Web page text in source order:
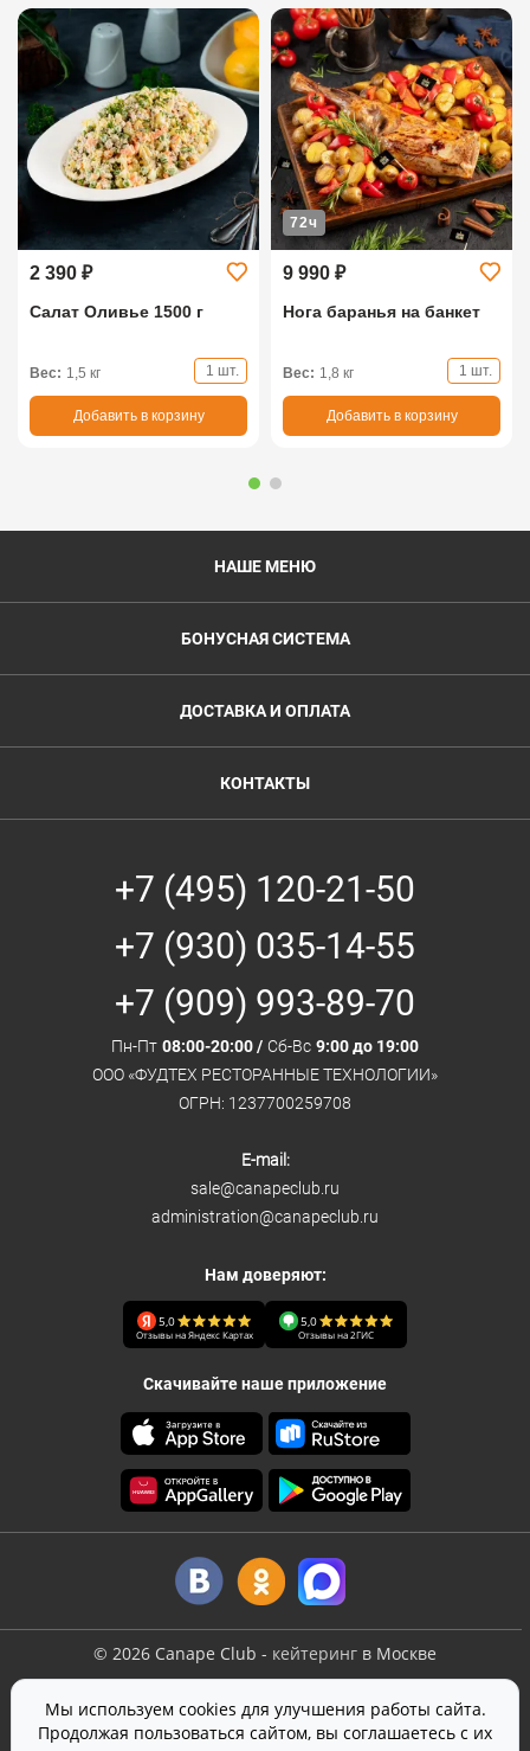
2 390 ₽
Салат Оливье 1500 г
Вес: 1,5 кг 1 шт.
Добавить в корзину
72ч
9 990 ₽
Нога баранья на банкет
Вес: 1,8 кг 1 шт.
Добавить в корзину
НАШЕ МЕНЮ
БОНУСНАЯ СИСТЕМА
ДОСТАВКА И ОПЛАТА
КОНТАКТЫ
+7 (495) 120-21-50
+7 (930) 035-14-55
+7 (909) 993-89-70
Пн-Пт 08:00-20:00 / Сб-Вс 9:00 до 19:00
ООО «ФУДТЕХ РЕСТОРАННЫЕ ТЕХНОЛОГИИ»
ОГРН: 1237700259708
E-mail:
sale@canapeclub.ru
administration@canapeclub.ru
Нам доверяют:
5,0
Отзывы на Яндекс Картах
5,0
Отзывы на 2ГИС
Скачивайте наше приложение
© 2026 Canape Club - кейтеринг в Москве
Политика конфиденциальности
Согласие на обработку персональных данных
Мы используем cookies для улучшения работы сайта.
Продолжая пользоваться сайтом, вы соглашаетесь с их